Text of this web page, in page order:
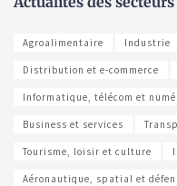
Agroalimentaire Industrie
Distribution et e-commerce
Informatique, télécom et
Business et services
Tourisme, loisir et culture
Aéronautique, spatial et